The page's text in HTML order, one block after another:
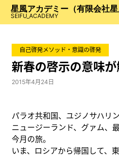
星風アカデミー（有限会社星
SEIFU_ACADEMY
自己啓発メソッド・意識の啓発
新春の啓示の意味が
2015年4月24日
パラオ共和国、ユジノサハリ
ニュージーランド、グァム、
今月の旅。
いま、ロシアから帰国して、